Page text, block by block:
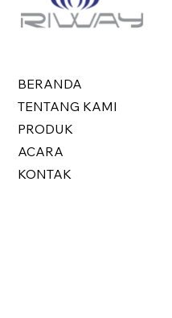
BERANDA
TENTANG KAMI
PRODUK
ACARA
KONTAK